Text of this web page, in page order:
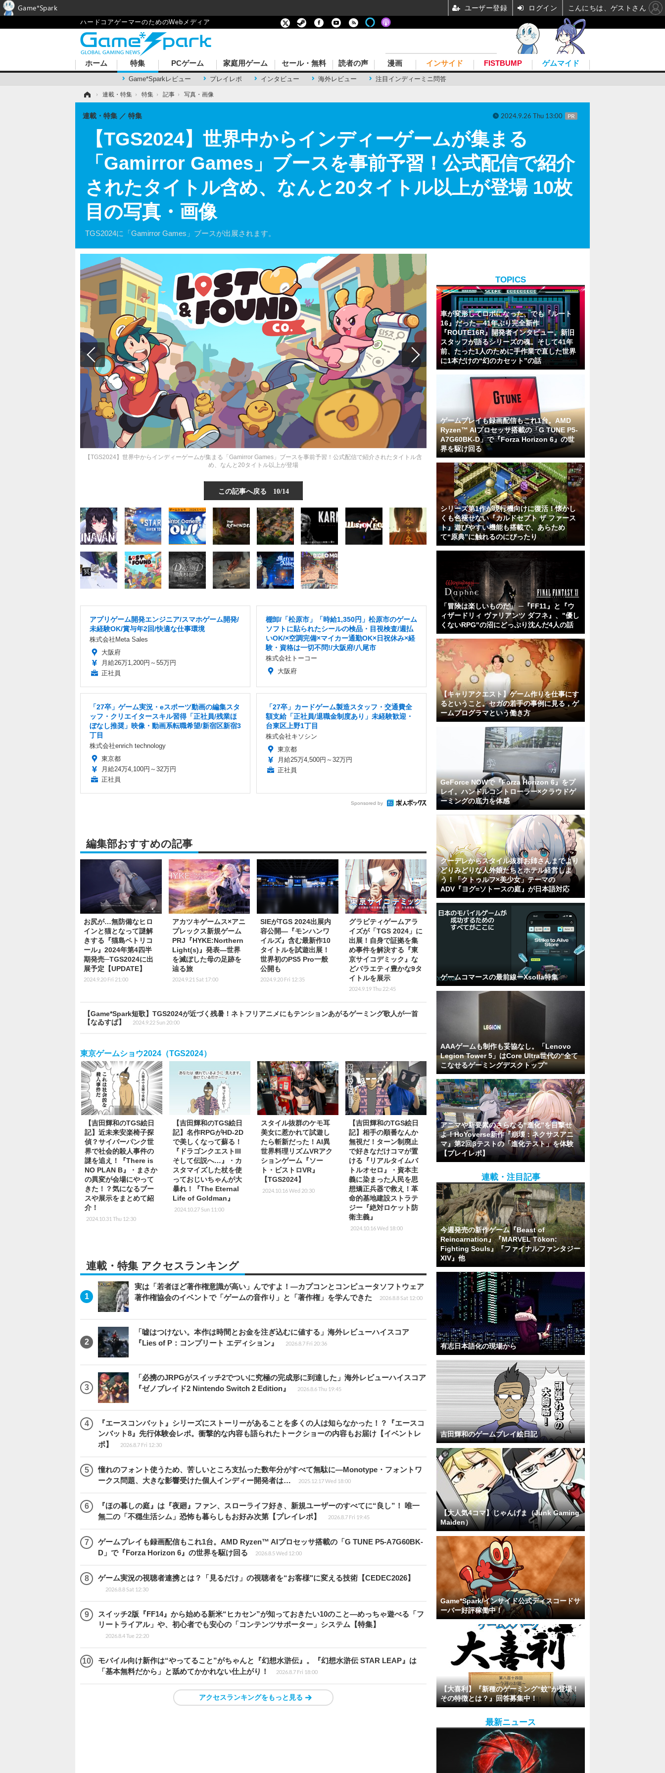
ハードコアゲーマーのためのWebメディア
ホーム 特集
Game*Sparkレビュー プレイレポ インタビュー 海外レビュー 注目インディーミニ問答
PCゲーム 家庭用ゲーム セール・無料 読者の声 漫画 インサイド FISTBUMP ゲムマイド
› 連載・特集 › 特集 › 記事 › 写真・画像
【TGS2024】世界中からインディーゲームが集まる
「Gamirror Games」ブースを事前予習！公式配信で紹介
されたタイトル含め、なんと20タイトル以上が登場 10枚
目の写真・画像
TGS2024に「Gamirror Games」ブースが出展されます。
連載・特集 特集 2024.9.26 Thu 13:00 PR
【TGS2024】世界中からインディーゲームが集まる「Gamirror Games」ブースを事前予習！公式配信で紹介されたタイトル含
め、なんと20タイトル以上が登場
この記事へ戻る 10/14
アプリゲーム開発エンジニア/スマホゲーム開発/
未経験OK/賞与年2回/快適な仕事環境
株式会社Meta Sales
大阪府
月給26万1,200円～55万円
正社員
棚卸/「松原市」「時給1,350円」松原市のゲーム
ソフトに貼られたシールの検品・目視検査/週払
いOK/×空調完備×マイカー通勤OK×日祝休み×経
験・資格は一切不問!/大阪府/八尾市
株式会社トーコー
大阪府
「27卒」ゲーム実況・eスポーツ動画の編集スタ
ッフ・クリエイタースキル習得「正社員/残業ほ
ぼなし推奨」映像・動画系転職希望/新宿区新宿3
丁目
株式会社enrich technology
東京都
月給24万4,100円～32万円
正社員
「27卒」カードゲーム製造スタッフ・交通費全
額支給「正社員/退職金制度あり」未経験歓迎・
台東区上野1丁目
株式会社キソシン
東京都
月給25万4,500円～32万円
正社員
Sponsored by
編集部おすすめの記事
お尻が…無防備なヒロ
インと猫となって謎解
きする『猫島ペトリコ
ール』2024年第4四半
期発売─TGS2024に出
展予定【UPDATE】
2024.9.20 Fri 21:00
アカツキゲームス×アニ
プレックス新規ゲーム
PRJ『HYKE:Northern
Light(s)』発表―世界
を滅ぼした母の足跡を
辿る旅
2024.9.21 Sat 17:00
SIEがTGS 2024出展内
容公開―『モンハンワ
イルズ』含む最新作10
タイトルを試遊出展！
世界初のPS5 Pro一般
公開も
2024.9.20 Fri 12:35
グラビティゲームアラ
イズが「TGS 2024」に
出展！自身で証拠を集
め事件を解決する『東
京サイコデミック』な
どバラエティ豊かな9タ
イトルを展示
2024.9.19 Thu 22:45
【Game*Spark短歌】TGS2024が近づく残暑！ネトフリアニメにもテンションあがるゲーミング歌人が一首
【なゐすぱ】
2024.9.22 Sun 20:00
東京ゲームショウ2024（TGS2024）
【吉田輝和のTGS絵日
記】近未来安楽椅子探
偵？サイバーパンク世
界で社会的殺人事件の
謎を追え！『There is
NO PLAN B』・まさか
の異変が会場にやって
きた！？気になるブー
スや展示をまとめて紹
介！
2024.10.31 Thu 12:30
【吉田輝和のTGS絵日
記】名作RPGがHD-2D
で美しくなって蘇る！
『ドラゴンクエストIII
そして伝説へ…』・カ
スタマイズした杖を使
っておじいちゃんが大
暴れ！『The Eternal
Life of Goldman』
2024.10.27 Sun 11:00
スタイル抜群のケモ耳
美女に惹かれて試遊し
たら斬新だった！AI異
世界料理リズムVRアク
ションゲーム『ソー
ト・ビストロVR』
【TGS2024】
2024.10.16 Wed 20:30
【吉田輝和のTGS絵日
記】相手の順番なんか
無視だ！ターン制廃止
で好きなだけコマが置
ける『リアルタイムバ
トルオセロ』・資本主
義に染まった人民を思
想矯正兵器で救え！革
命的基地建設ストラテ
ジー『絶対ロケット防
衛主義』
2024.10.16 Wed 18:00
連載・特集 アクセスランキング
実は「若者ほど著作権意識が高い」んですよ！―カプコンとコンピュータソフトウェア
著作権協会のイベントで「ゲームの音作り」と「著作権」を学んできた
2026.8.8 Sat 12:00
「嘘はつけない。本作は時間とお金を注ぎ込むに値する」海外レビューハイスコア
『Lies of P：コンプリート エディション』
2026.8.7 Fri 20:36
「必携のJRPGがスイッチ2でついに究極の完成形に到達した」海外レビューハイスコア
『ゼノブレイド2 Nintendo Switch 2 Edition』
2026.8.6 Thu 19:45
『エースコンバット』シリーズにストーリーがあることを多くの人は知らなかった！？『エースコ
ンバット8』先行体験会レポ。衝撃的な内容も語られたトークショーの内容もお届け【イベントレ
ポ】
2026.8.7 Fri 12:30
憧れのフォント使うため、苦しいところ支払った数年分がすべて無駄に―Monotype・フォントワ
ークス問題、大きな影響受けた個人インディー開発者は…
2025.12.17 Wed 18:00
『ほの暮しの庭』は『夜廻』ファン、スローライフ好き、新規ユーザーのすべてに“良し”！ 唯一
無二の「不穏生活シム」恐怖も暮らしもお好み次第【プレイレポ】
2026.8.7 Fri 19:45
ゲームプレイも録画配信もこれ1台。AMD Ryzen™ AIプロセッサ搭載の「G TUNE P5-A7G60BK-
D」で『Forza Horizon 6』の世界を駆け回る
2026.8.5 Wed 12:00
ゲーム実況の視聴者連携とは？「見るだけ」の視聴者を“お客様"に変える技術【CEDEC2026】
2026.8.8 Sat 12:30
スイッチ2版『FF14』から始める新米“ヒカセン”が知っておきたい10のこと―めっちゃ遊べる「フ
リートライアル」や、初心者でも安心の「コンテンツサポーター」システム【特集】
2026.8.4 Tue 22:20
モバイル向け新作は“やってること”がちゃんと『幻想水滸伝』。『幻想水滸伝 STAR LEAP』は
「基本無料だから」と舐めてかかれない仕上がり！
2026.8.7 Fri 18:00
アクセスランキングをもっと見る
TOPICS
車が変形してロボになった、でも『ルート
16』だった―41年ぶり完全新作
『ROUTE16R』開発者インタビュー。新旧
スタッフが語るシリーズの魂。そして41年
前、たった1人のために手作業で直した世界
に1本だけの“幻のカセット”の話
ゲームプレイも録画配信もこれ1台。AMD
Ryzen™ AIプロセッサ搭載の「G TUNE P5-
A7G60BK-D」で『Forza Horizon 6』の世
界を駆け回る
シリーズ第1作が現行機向けに復活！懐かし
くも色褪せない『カルドセプト ザ ファース
ト』遊びやすい機能も搭載で、あらため
て“原典”に触れるのにぴったり
「冒険は楽しいものだ」 ─『FF11』と『ウ
ィザードリィ ヴァリアンツ ダフネ』、"優し
くないRPG"の沼にどっぷり沈んだ4人の話
【キャリアクエスト】ゲーム作りを仕事にす
るということ。セガの若手の事例に見る，ゲ
ームプログラマという働き方
GeForce NOWで『Forza Horizon 6』をプ
レイ。ハンドルコントローラー×クラウドゲ
ーミングの底力を体感
クーデレからスタイル抜群お姉さんまでより
どりみどりな人外娘たちとホテル経営しよ
う！「クトゥルフ×美少女」テーマの
ADV『ヨグ=ソトースの庭』が日本語対応
ゲームコマースの最前線ーXsolla特集
AAAゲームも制作も妥協なし。「Lenovo
Legion Tower 5」はCore Ultra世代の“全て
こなせるゲーミングデスクトップ”
アニマや新要素のさらなる“進化”を目撃せ
よ！HoYoverse新作『崩壊：ネクサスアニ
マ』第2回βテストの「進化テスト」を体験
【プレイレポ】
連載・注目記事
今週発売の新作ゲーム『Beast of
Reincarnation』『MARVEL Tōkon:
Fighting Souls』『ファイナルファンタジー
XIV』他
有志日本語化の現場から
吉田輝和のゲームプレイ絵日記
【大人気4コマ】じゃんげま（Junk Gaming
Maiden）
Game*Spark/インサイド公式ディスコードサ
ーバー好評稼働中！
【大喜利】『新種のゲーミング“蚊”が登場！
その特徴とは？』回答募集中！
最新ニュース
Game*Spark ユーザー登録 ログイン こんにちは、ゲストさん